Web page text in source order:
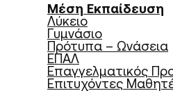
Μέση Εκπαίδευση
Λύκειο
Γυμνάσιο
Πρότυπα – Ωνάσεια
ΕΠΑΛ
Επαγγελματικός
Επιτυχόντες